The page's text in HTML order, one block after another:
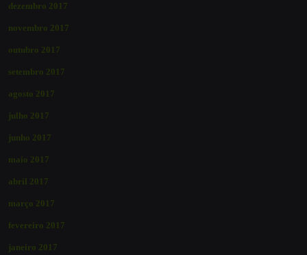
dezembro 2017
novembro 2017
outubro 2017
setembro 2017
agosto 2017
julho 2017
junho 2017
maio 2017
abril 2017
março 2017
fevereiro 2017
janeiro 2017